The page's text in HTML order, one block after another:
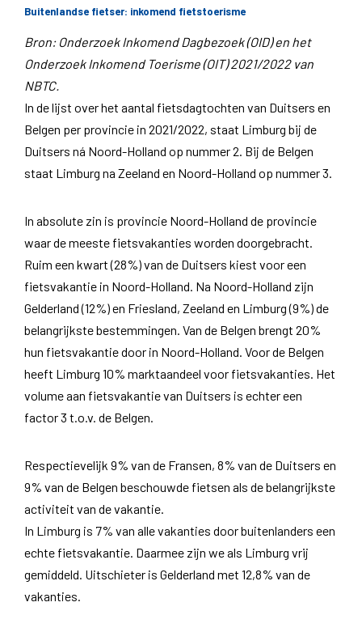
Buitenlandse fietser: inkomend fietstoerisme
Bron: Onderzoek Inkomend Dagbezoek (OID) en het
Onderzoek Inkomend Toerisme (OIT) 2021/2022 van
NBTC.
In de lijst over het aantal fietsdagtochten van Duitsers en
Belgen per provincie in 2021/2022, staat Limburg bij de
Duitsers ná Noord-Holland op nummer 2. Bij de Belgen
staat Limburg na Zeeland en Noord-Holland op nummer 3.
In absolute zin is provincie Noord-Holland de provincie
waar de meeste fietsvakanties worden doorgebracht.
Ruim een kwart (28%) van de Duitsers kiest voor een
fietsvakantie in Noord-Holland. Na Noord-Holland zijn
Gelderland (12%) en Friesland, Zeeland en Limburg (9%) de
belangrijkste bestemmingen. Van de Belgen brengt 20%
hun fietsvakantie door in Noord-Holland. Voor de Belgen
heeft Limburg 10% marktaandeel voor fietsvakanties. Het
volume aan fietsvakantie van Duitsers is echter een
factor 3 t.o.v. de Belgen.
Respectievelijk 9% van de Fransen, 8% van de Duitsers en
9% van de Belgen beschouwde fietsen als de belangrijkste
activiteit van de vakantie.
In Limburg is 7% van alle vakanties door buitenlanders een
echte fietsvakantie. Daarmee zijn we als Limburg vrij
gemiddeld. Uitschieter is Gelderland met 12,8% van de
vakanties.